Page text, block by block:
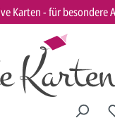
Karten - für besondere